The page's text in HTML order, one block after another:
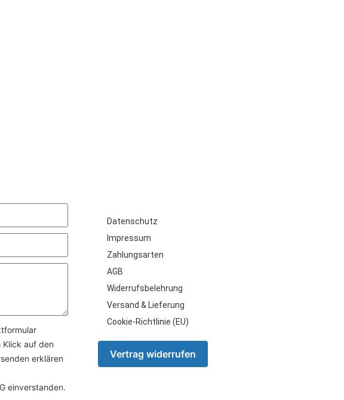
auf den
erklären
einverstanden.
Datenschutz
Impressum
Zahlungsarten
AGB
Widerrufsbelehrung
Versand & Lieferung
Cookie-Richtlinie (EU)
Vertrag widerrufen